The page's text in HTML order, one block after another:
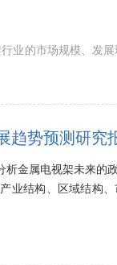
业的市场规模、发
趋势预测研究
金属电视架未来的
业结构、区域结构